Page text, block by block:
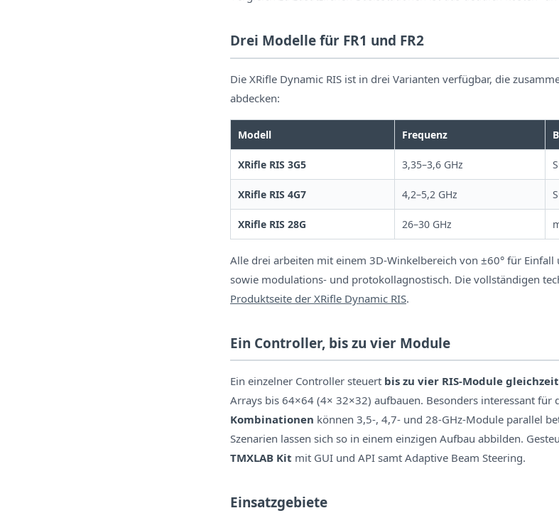
Drei Modelle für FR1 und FR2
Die XRifle Dynamic RIS ist in drei Varianten verfügbar, die
abdecken:
Modell Frequenz
XRifle RIS 3G5 3,35–3,6 GHz
XRifle RIS 4G7 4,2–5,2 GHz
XRifle RIS 28G 26–30 GHz
Alle drei arbeiten mit einem 3D-Winkelbereich von ±60° für
sowie modulations- und protokollagnostisch. Die vollständigen
Produktseite der XRifle Dynamic RIS.
Ein Controller, bis zu vier Module
Ein einzelner Controller steuert bis zu vier RIS-Module
Arrays bis 64×64 (4× 32×32) aufbauen. Besonders interessant für
Kombinationen können 3,5-, 4,7- und 28-GHz-Module parallel
Szenarien lassen sich so in einem einzigen Aufbau abbilden.
TMXLAB Kit mit GUI und API samt Adaptive Beam Steering.
Einsatzgebiete